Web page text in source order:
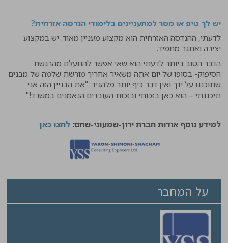
יש לך טיפ או מסר למתעניינים בלימודי הנדסה אזרחית?
לדעתי, ההנדסה האזרחית הוא מקצוע מעניין מאוד. יש במקצוע
יצירה ואתגר מתמיד.
הדבר הטוב ביותר לדעתי הוא שאי אפשר להתעלם מהרגשת
הסיפוק- בסופו של יום אתה משאיר אחריך מורשת שלמה של מבנים
שתוכננו על ידך ואין דבר כיף יותר מלהגיד: "את הבניין הזה אני
תיכננתי – הוא כאן בזכותי ובזכות העובדים הנאמנים במשרד!"
למידע נוסף אודות חברת ירון-שמעוני-שחם: לחצו כאן
על המחבר